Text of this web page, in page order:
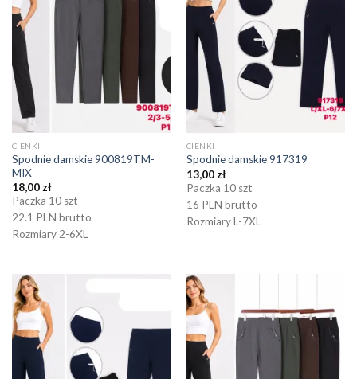
CIENKI
Spodnie damskie 900819TM-
MIX
18,00 zł
Paczka 10 szt
22.1 PLN brutto
Rozmiary 2-6XL
CIENKI
Spodnie damskie 917319
13,00 zł
Paczka 10 szt
16 PLN brutto
Rozmiary L-7XL